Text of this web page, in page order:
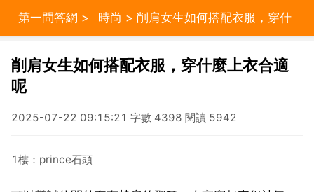
第一問答網 > 時尚 > 削肩女生如何搭配衣服，穿什
麼上衣合適呢
削肩女生如何搭配衣服，穿什麼上衣合適
呢
2025-07-22 09:15:21 字數 4398 閱讀 5942
1樓：prince石頭